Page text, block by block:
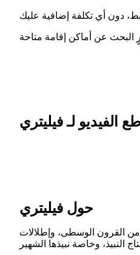
الفيديو لـ فيليتري
حول فيليتري
من القرون الوسطى، وإطلالات